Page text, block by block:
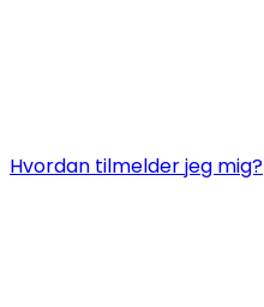
Hvordan tilmelder jeg mig?